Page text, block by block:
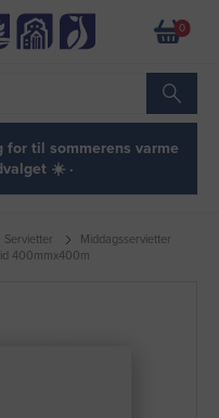
0
til sommerens varme
☀️ ·
Servietter
Middagsservietter
400mmx400m